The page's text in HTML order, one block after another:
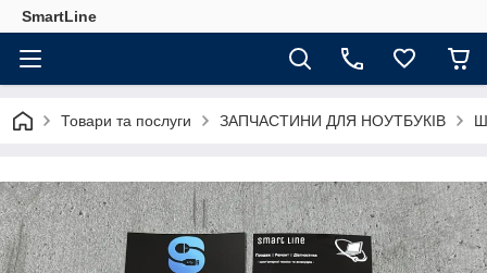
SmartLine
Товари та послуги ЗАПЧАСТИНИ ДЛЯ НОУТБУКІВ